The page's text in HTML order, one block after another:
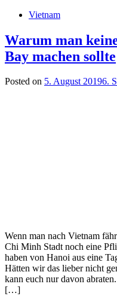
Vietnam
Warum man
Bay machen sollte
Posted on 5. August 20196.
Wenn man nach Vietnam
Chi Minh Stadt noch eine
haben von Hanoi aus eine
Hätten wir das lieber nicht
kann euch nur davon
[…]